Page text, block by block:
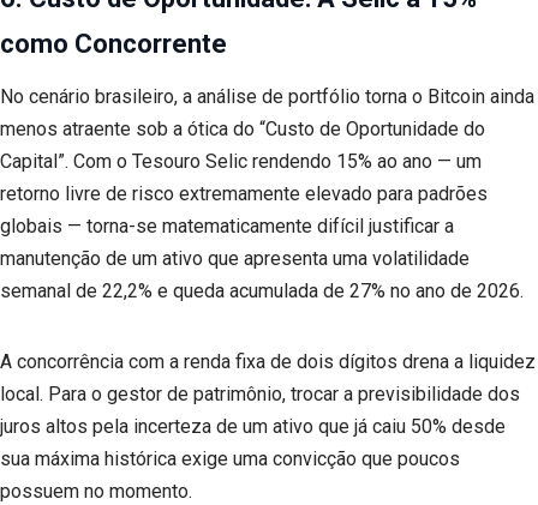
como Concorrente
No cenário brasileiro, a análise de portfólio torna o Bitcoin ainda
menos atraente sob a ótica do “Custo de Oportunidade do
Capital”. Com o Tesouro Selic rendendo 15% ao ano — um
retorno livre de risco extremamente elevado para padrões
globais — torna-se matematicamente difícil justificar a
manutenção de um ativo que apresenta uma volatilidade
semanal de 22,2% e queda acumulada de 27% no ano de 2026.
A concorrência com a renda fixa de dois dígitos drena a liquidez
local. Para o gestor de patrimônio, trocar a previsibilidade dos
juros altos pela incerteza de um ativo que já caiu 50% desde
sua máxima histórica exige uma convicção que poucos
possuem no momento.